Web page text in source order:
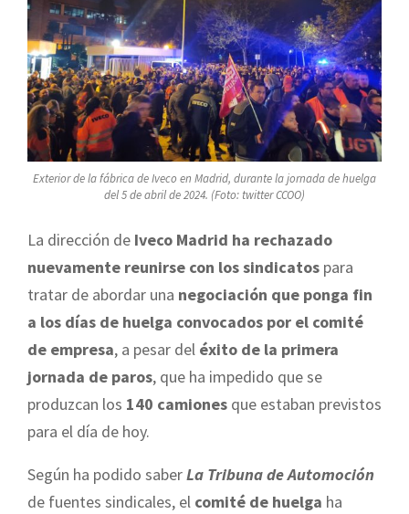
Exterior de la fábrica de Iveco en Madrid, durante la jornada de huelga
del 5 de abril de 2024. (Foto: twitter CCOO)
La dirección de Iveco Madrid ha rechazado
nuevamente reunirse con los sindicatos para
tratar de abordar una negociación que ponga fin
a los días de huelga convocados por el comité
de empresa, a pesar del éxito de la primera
jornada de paros, que ha impedido que se
produzcan los 140 camiones que estaban previstos
para el día de hoy.
Según ha podido saberLa Tribuna de Automoción
de fuentes sindicales, el comité de huelga ha